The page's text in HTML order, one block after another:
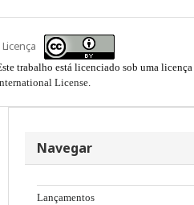
Licença
trabalho está licenciado sob uma licença
License.
Navegar
Lançamentos